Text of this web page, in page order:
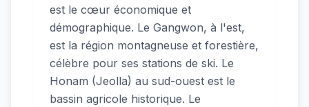
est le cœur économique et
démographique. Le Gangwon, à l'est,
est la région montagneuse et forestière,
célèbre pour ses stations de ski. Le
Honam (Jeolla) au sud-ouest est le
bassin agricole historique. Le